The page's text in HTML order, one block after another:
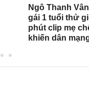
Ngô Thanh
gái 1 tuổi thử
phút clip mẹ
khiến dân